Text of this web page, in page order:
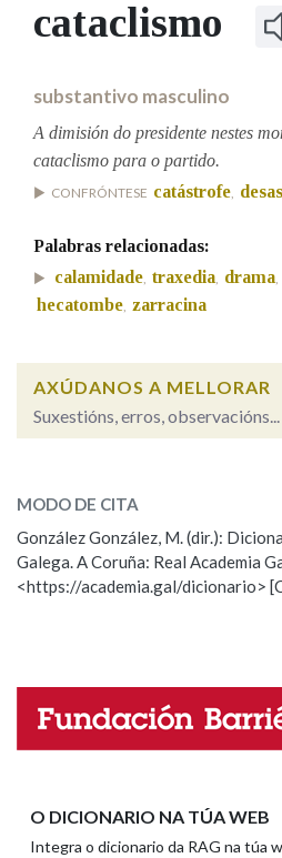
Facebook
TwitterYoutubeInstagram
Bluesky
BUSCAR NOS LEMAS
Remata por
Contén
Nas definicións
Na fraseoloxía
Marcas gramaticais
cataclismo
substantivo masculino
A dimisión do presidente nestes
cataclismo para o partido.
CONFRÓNTESE catástrofe,
Palabras relacionadas:
calamidade, traxedia, drama,
hecatombe, zarracina
AXÚDANOS A MELLORAR
Suxestións, erros, observacións...
ESCOLLE UNHA OPCIÓN:
Observación Hai un
Propoño mellorar a definición
Nome
MODO DE CITA
González González, M. (dir.):
Galega. A Coruña: Real Academia
<https://academia.gal/dicionario>
O DICIONARIO NA TÚA WEB
Integra o dicionario da RAG na túa